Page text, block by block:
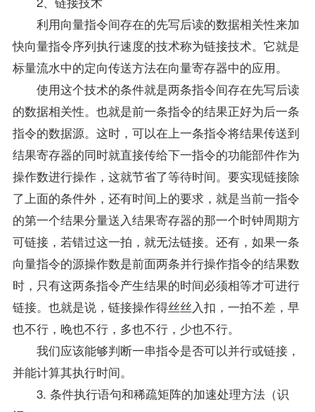
利用向量指令间存在的先写后读的数据相关性来加
快向量指令序列执行速度的技术称为链接技术。它就是
标量流水中的定向传送方法在向量寄存器中的应用。
使用这个技术的条件就是两条指令间存在先写后读
的数据相关性。也就是前一条指令的结果正好为后一条
指令的数据源。这时，可以在上一条指令将结果传送到
结果寄存器的同时就直接传给下一指令的功能部件作为
操作数进行操作，这就节省了等待时间。要实现链接除
了上面的条件外，还有时间上的要求，就是当前一指令
的第一个结果分量送入结果寄存器的那一个时钟周期方
可链接，若错过这一拍，就无法链接。还有，如果一条
向量指令的源操作数是前面两条并行操作指令的结果数
时，只有这两条指令产生结果的时间必须相等才可进行
链接。也就是说，链接操作得丝丝入扣，一拍不差，早
也不行，晚也不行，多也不行，少也不行。
我们应该能够判断一串指令是否可以并行或链接，
并能计算其执行时间。
3. 条件执行语句和稀疏矩阵的加速处理方法（识